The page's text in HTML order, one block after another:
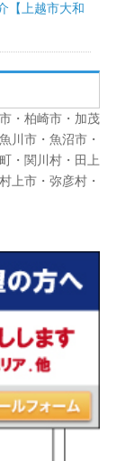
【上越市大和
・柏崎市・加茂
川市・魚沼市・
・関川村・田上
上市・弥彦村・